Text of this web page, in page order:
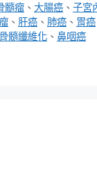
髓瘤 、大腸癌 、子宮
、 肝癌 、 肺癌 、 胃癌
骨髓纖維化 、 鼻咽癌